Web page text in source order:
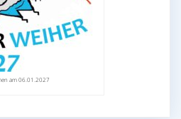
am 06.01.2027